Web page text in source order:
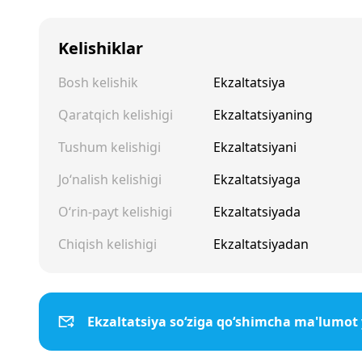
Kelishiklar
Bosh kelishik
Ekzaltatsiya
Qaratqich kelishigi
Ekzaltatsiyaning
Tushum kelishigi
Ekzaltatsiyani
Jo‘nalish kelishigi
Ekzaltatsiyaga
O‘rin-payt kelishigi
Ekzaltatsiyada
Chiqish kelishigi
Ekzaltatsiyadan
Ekzaltatsiya so‘ziga qo‘shimcha